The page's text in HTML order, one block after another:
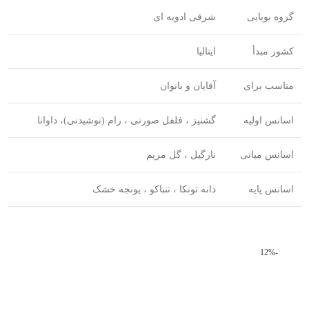
گروه بویایی شرقی ادویه ای
کشور مبدأ ایتالیا
مناسب برای آقایان و بانوان
اسانس اولیه گشنیز ، فلفل صورتی ، رام (نوشیدنی)، داوانا
اسانس میانی نارگیل ، گل مریم
اسانس پایه دانه تونکا ، تنباکو ، یونجه خشک
-12%